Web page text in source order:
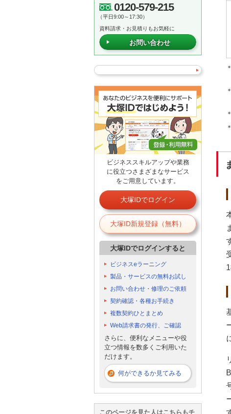
0120-579-215
（平日9:00～17:30）
資料請求・お見積りもお気軽に
お問い合わせ
ビジネススキルアップや業務
に役立つさまざまなサービス
をご用意しています。
大塚IDでログイン
大塚ID新規登録（無料）
大塚IDでログインすると
ビジネスeラーニング
製品・サービスの無料お試し
お問い合わせ・修理のご依頼
契約確認・各種お手続き
複数契約ひとまとめ
Web請求書の発行、ご確認
さらに、便利なメニューや役
立つ情報を数多くご利用いた
だけます。
何ができるか見てみる
このページを見た人はこちらもチ